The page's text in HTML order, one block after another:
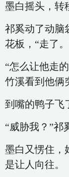
墨白摇头，转
祁奚动了动脑
花板，“走了
“怎么让他走
竹溪看到他俩
到嘴的鸭子飞
“威胁我？”祁
墨白又愣住，
是让人向往。